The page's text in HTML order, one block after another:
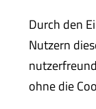
Durch den
Nutzern
ohne die